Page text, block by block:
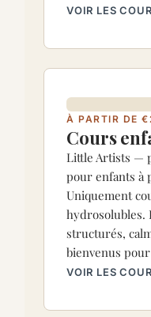
VOIR LES
À PARTIR DE
Cours
Little Artists —
pour enfants à
Uniquement
hydrosolubles.
structurés,
bienvenus
VOIR LES